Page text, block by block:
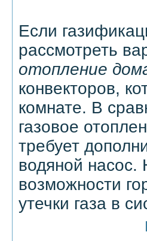
Если
рассмотреть
отопление
конвекторов,
комнате. В
газовое
требует
водяной насос.
возможности
утечки газа в